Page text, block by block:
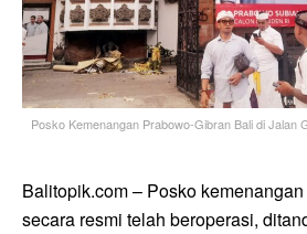
Posko Kemenangan Prabowo-Gibran Bali di Jalan
Balitopik.com – Posko
secara resmi telah beroperasi,